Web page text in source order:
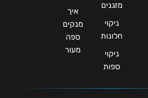
מזגנים
ניקוי
חלונות
ניקוי
ספות
איך
מנקים
ספה
מעור